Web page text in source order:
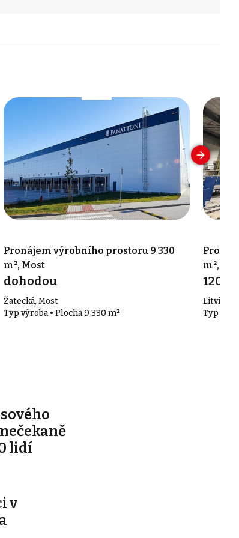
Pronájem výrobního prostoru 9 330
m², Most
dohodou
Žatecká, Most
Typ výroba • Plocha 9 330 m²
m²,
120
Litvínov
Typ
lidí
v